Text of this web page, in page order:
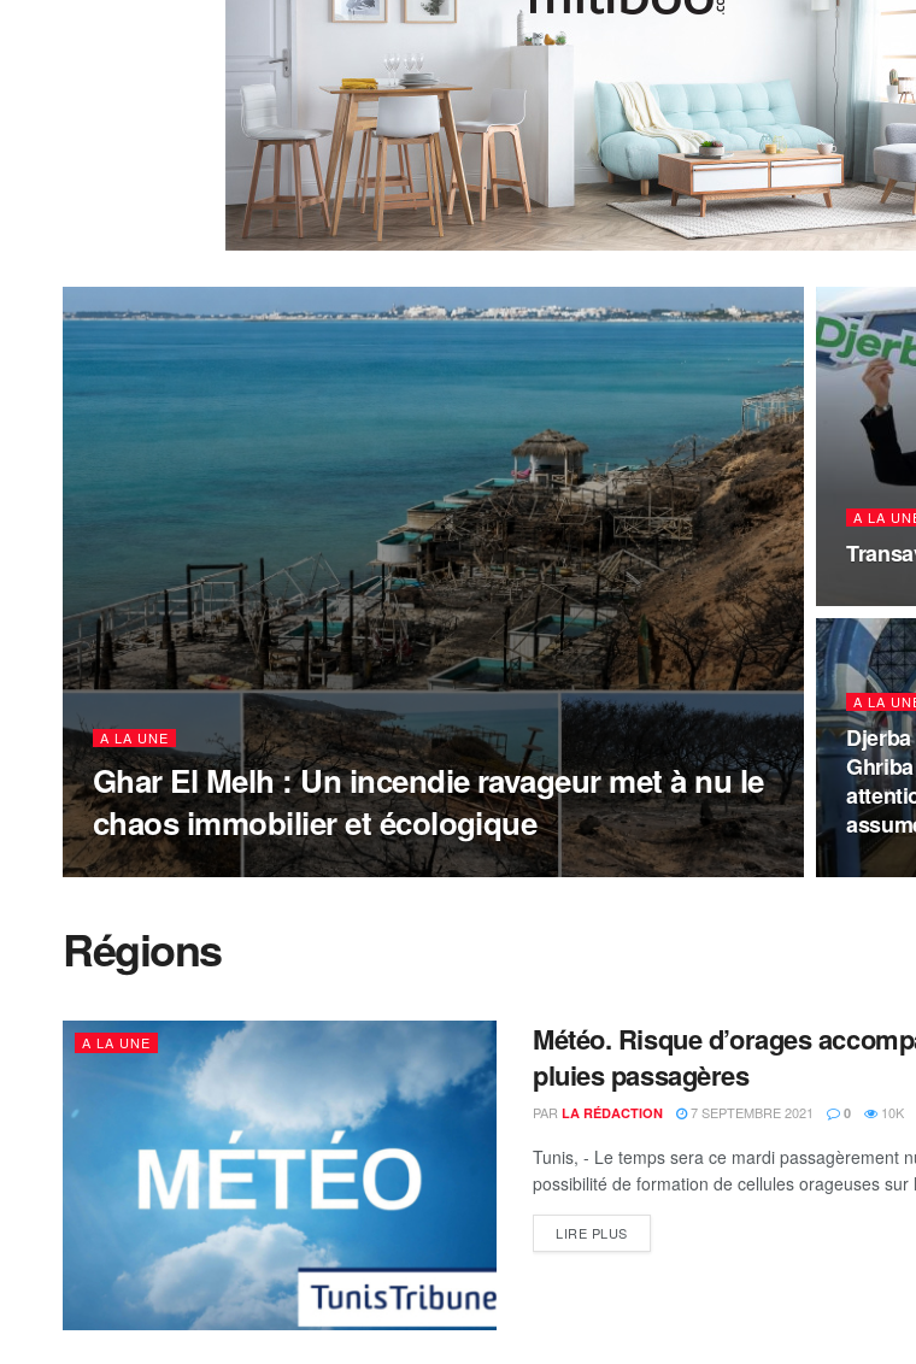
A LA UNE
Ghar El Melh : Un incendie ravageur met à nu le
chaos immobilier et écologique
A LA
A LA
Régions
A LA UNE
Météo. Risque d’orages
pluies passagères
PAR LA RÉDACTION 7 SEPTEMBRE 2021 0 10K
Tunis, - Le temps sera ce mardi passagèrement
possibilité de formation de cellules orageuses sur
LIRE PLUSDETAILS